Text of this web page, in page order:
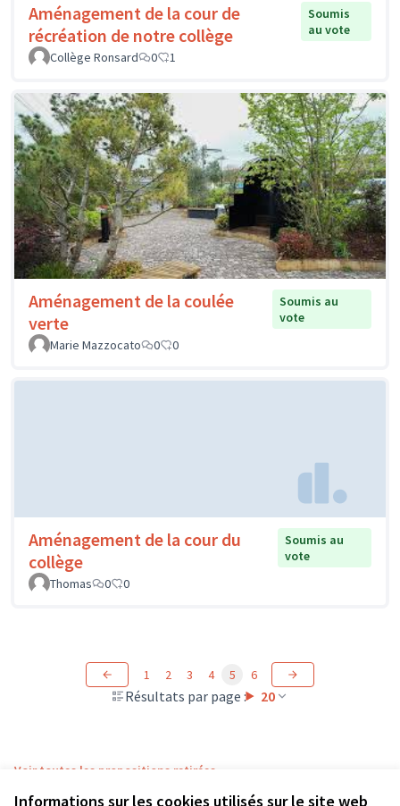
Informations sur les cookies utilisés sur le site web
Aménagement de la cour de
récréation de notre collège
Soumis
au vote
Collège Ronsard
0 1
Aménagement de la coulée
verte
Soumis au
vote
Marie Mazzocato
0 0
Aménagement de la cour du
collège
Soumis au
vote
Thomas
0 0
Résultats par page : 20
1 2 3 4 5 6
Voir toutes les propositions retirées